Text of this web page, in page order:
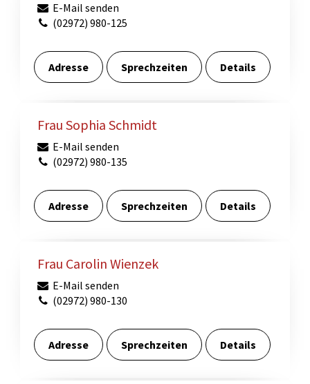
E-Mail senden
(02972) 980-125
Adresse Sprechzeiten Details
Frau Sophia Schmidt
E-Mail senden
(02972) 980-135
Adresse Sprechzeiten Details
Frau Carolin Wienzek
E-Mail senden
(02972) 980-130
Adresse Sprechzeiten Details